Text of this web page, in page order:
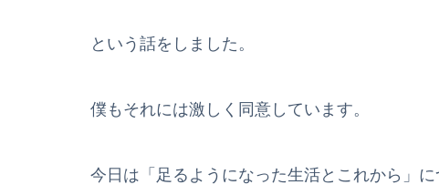
という話をしました。
僕もそれには激しく同意しています。
今日は「足るようになった生活とこれから」に